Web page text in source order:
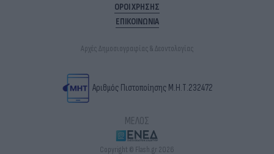
ΟΡΟΙ ΧΡΗΣΗΣ
ΕΠΙΚΟΙΝΩΝΙΑ
Αρχές Δημοσιογραφίας & Δεοντολογίας
Αριθμός Πιστοποίησης Μ.Η.Τ.232472
ΜΕΛΟΣ
Copyright © Flash.gr 2026